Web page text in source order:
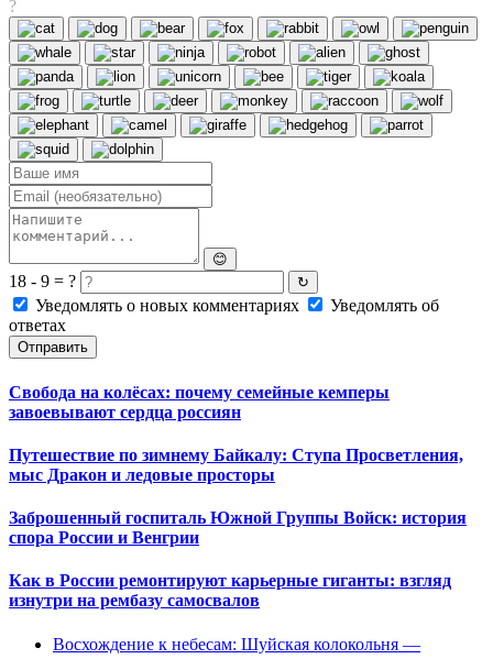
?
😊
18 - 9 = ? ↻
Уведомлять о новых комментариях
Уведомлять об
ответах
Отправить
Свобода на колёсах: почему семейные кемперы
завоевывают сердца россиян
Путешествие по зимнему Байкалу: Ступа Просветления,
мыс Дракон и ледовые просторы
Заброшенный госпиталь Южной Группы Войск: история
спора России и Венгрии
Как в России ремонтируют карьерные гиганты: взгляд
изнутри на рембазу самосвалов
Восхождение к небесам: Шуйская колокольня —